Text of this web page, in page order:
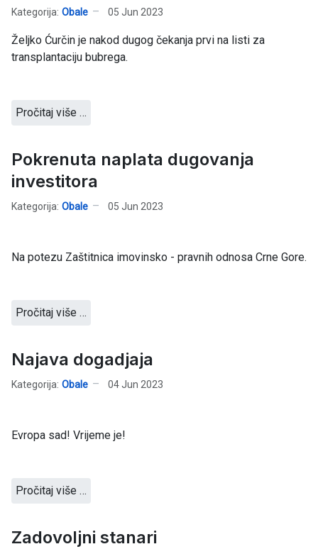
Kategorija: Obale 05 Jun 2023
Željko Ćurčin je nakod dugog čekanja prvi na listi za
transplantaciju bubrega.
Pročitaj više …
Pokrenuta naplata dugovanja
investitora
Kategorija: Obale 05 Jun 2023
Na potezu Zaštitnica imovinsko - pravnih odnosa Crne Gore.
Pročitaj više …
Najava dogadjaja
Kategorija: Obale 04 Jun 2023
Evropa sad! Vrijeme je!
Pročitaj više …
Zadovoljni stanari